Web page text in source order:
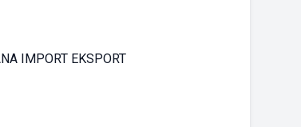
IMPORT EKSPORT